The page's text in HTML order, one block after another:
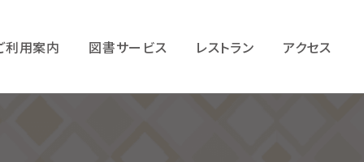
利用案内 図書サービス レストラン アクセス